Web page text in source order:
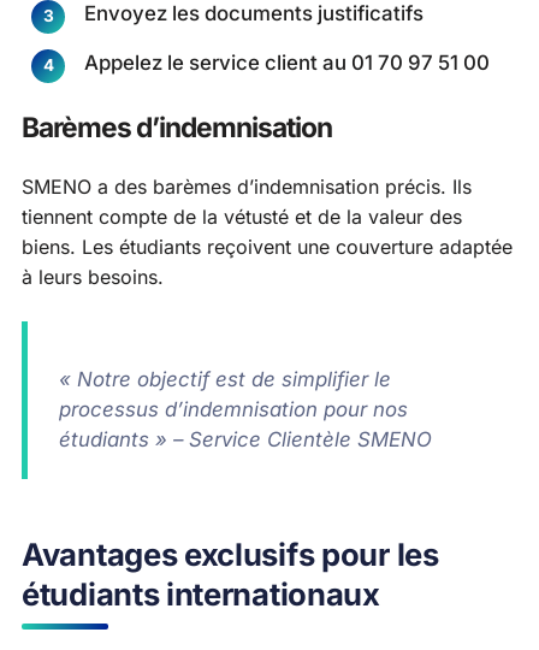
Envoyez les documents justificatifs
Appelez le service client au 01 70 97 51 00
Barèmes d’indemnisation
SMENO a des barèmes d’indemnisation précis. Ils
tiennent compte de la vétusté et de la valeur des
biens. Les étudiants reçoivent une couverture adaptée
à leurs besoins.
« Notre objectif est de simplifier le
processus d’indemnisation pour nos
étudiants » – Service Clientèle SMENO
Avantages exclusifs pour les
étudiants internationaux